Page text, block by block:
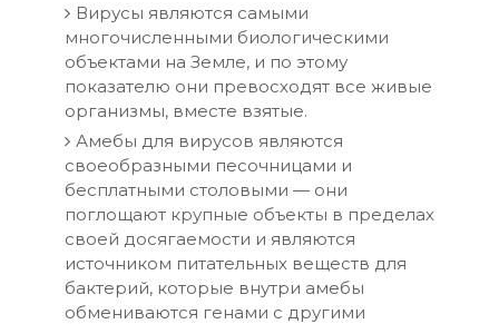
Вирусы являются самыми
многочисленными биологическими
объектами на Земле, и по этому
показателю они превосходят все живые
организмы, вместе взятые.
Амебы для вирусов являются
своеобразными песочницами и
бесплатными столовыми — они
поглощают крупные объекты в пределах
своей досягаемости и являются
источником питательных веществ для
бактерий, которые внутри амебы
обмениваются генами с другими